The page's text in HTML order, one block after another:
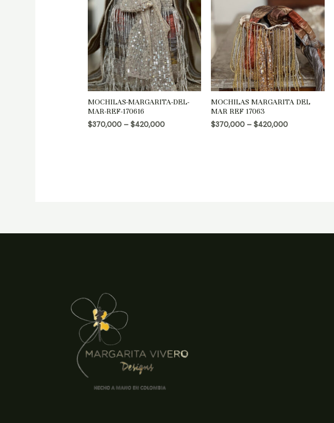
MOCHILAS-MARGARITA-DEL-
MAR-REF-170616
$370,000– $420,000
MOCHILAS MARGARITA DEL
MAR REF 17063
$370,000 –$420,000